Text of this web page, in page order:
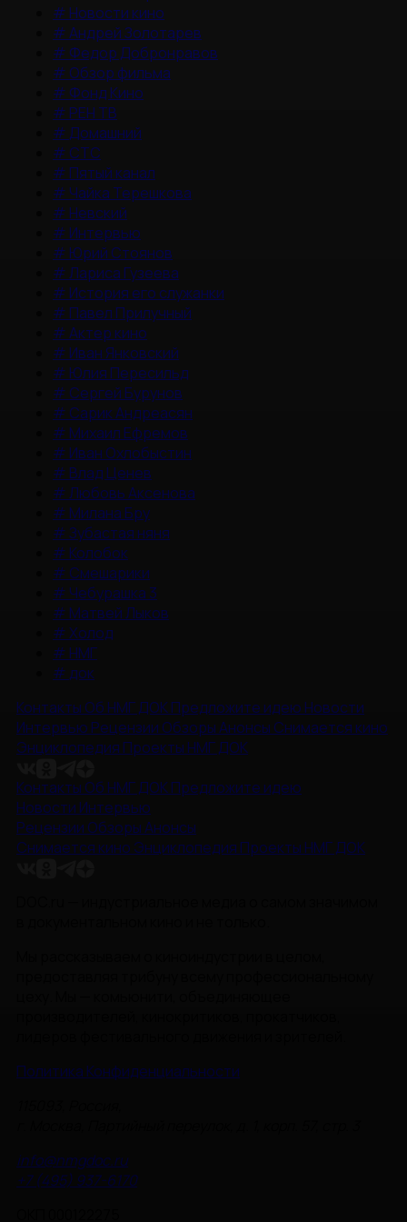
# Новости кино
#Андрей Золотарев
# Федор Добронравов
# Обзор фильма
# Фонд Кино
# РЕН ТВ
# Домашний
# СТС
# Пятый канал
# Чайка Терешкова
# Невский
# Интервью
# Юрий Стоянов
#Лариса Гузеева
# История его служанки
# Павел Прилучный
#Актер кино
# Иван Янковский
# Юлия Пересильд
# Сергей Бурунов
# Сарик Андреасян
# Михаил Ефремов
# Иван Охлобыстин
# Влад Ценев
#Любовь Аксенова
# Милана Бру
#Зубастая няня
# Колобок
# Смешарики
# Чебурашка 3
# Матвей Лыков
#Холод
# НМГ
# док
Контакты Об НМГ ДОКПредложите идею Новости
Интервью Рецензии ОбзорыАнонсы Снимается кино
Энциклопедия Проекты НМГ ДОК
Контакты Об НМГ ДОКПредложите идею
Новости Интервью
Рецензии ОбзорыАнонсы
Снимается кино Энциклопедия Проекты НМГ ДОК
Политика Конфиденциальности
info@nmgdoc.ru
+7 (495) 937-6170